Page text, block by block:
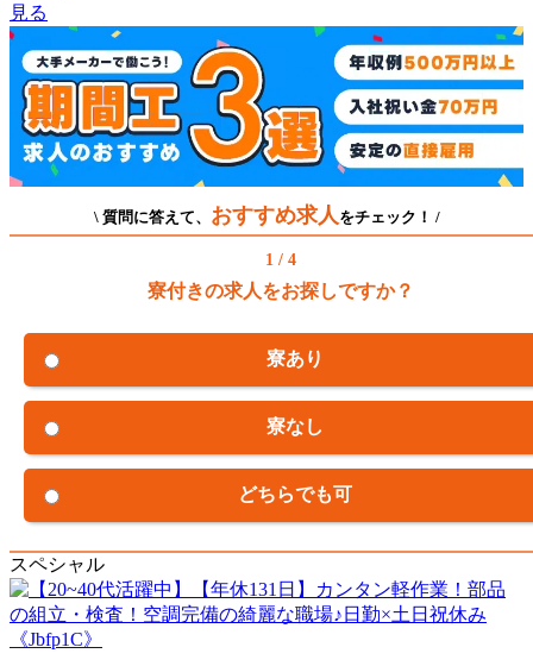
見る
\ 質問に答えて、 おすすめ求人 をチェック！ /
1 / 4
寮付きの求人をお探しですか？
寮あり
寮なし
どちらでも可
スペシャル